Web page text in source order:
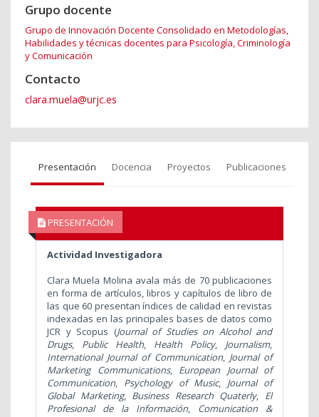
Grupo docente
Grupo de Innovación Docente Consolidado en Metodologías,
Habilidades y técnicas docentes para Psicología, Criminología
y Comunicación
Contacto
clara.muela@urjc.es
Presentación Docencia Proyectos Publicaciones
PRESENTACIÓN
Actividad Investigadora
Clara Muela Molina avala más de 70 publicaciones
en forma de artículos, libros y capítulos de libro de
las que 60 presentan índices de calidad en revistas
indexadas en las principales bases de datos como
JCR y Scopus (Journal of Studies on Alcohol and
Drugs, Public Health, Health Policy, Journalism,
International Journal of Communication, Journal of
Marketing Communications, European Journal of
Communication, Psychology of Music, Journal of
Global Marketing, Business Research Quaterly, El
Profesional de la Información, Comunication &